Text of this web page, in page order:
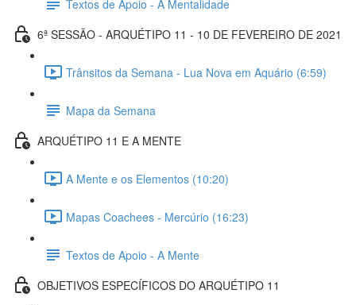
Textos de Apoio - A Mentalidade
6ª SESSÃO - ARQUÉTIPO 11 - 10 DE FEVEREIRO DE 2021
Trânsitos da Semana - Lua Nova em Aquário (6:59)
Mapa da Semana
ARQUÉTIPO 11 E A MENTE
A Mente e os Elementos (10:20)
Mapas Coachees - Mercúrio (16:23)
Textos de Apoio - A Mente
OBJETIVOS ESPECÍFICOS DO ARQUÉTIPO 11